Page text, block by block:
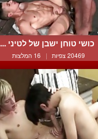
כושי טוחן ישבן של לטיני ...
20469 צפיות | 16 המלצות